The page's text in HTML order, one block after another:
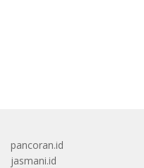
pancoran.id
jasmani.id